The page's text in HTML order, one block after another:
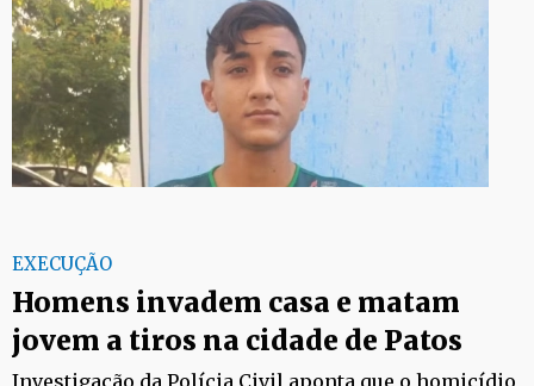
EXECUÇÃO
Homens invadem casa e matam
jovem a tiros na cidade de Patos
Investigação da Polícia Civil aponta que o homicídio